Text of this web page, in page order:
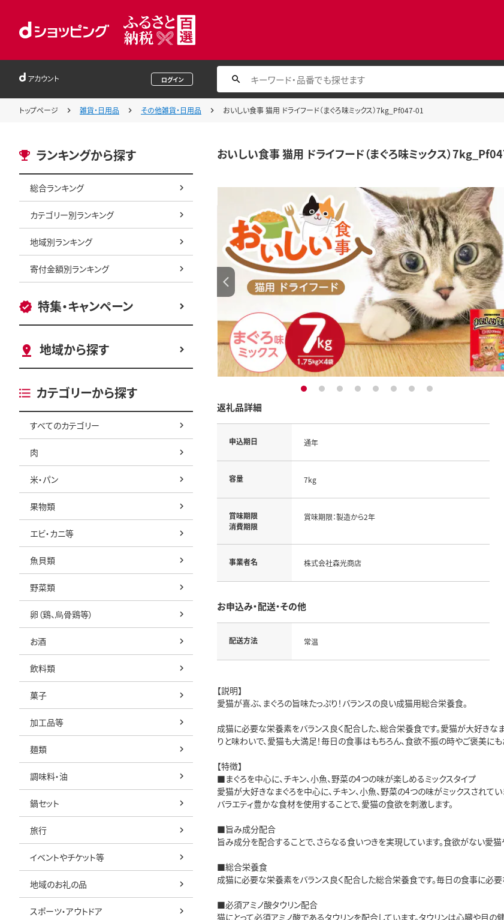
アカウント ログイン
トップページ 雑貨・日用品 その他雑貨・日用品 おいしい食事 猫用 ドライフード（まぐろ味ミックス）7kg_Pf047-01
ランキングから探す
総合ランキング
カテゴリー別ランキング
地域別ランキング
寄付金額別ランキング
特集・キャンペーン
地域から探す
カテゴリーから探す
すべてのカテゴリー
肉
米・パン
果物類
エビ・カニ等
魚貝類
野菜類
卵（鶏、烏骨鶏等）
お酒
飲料類
菓子
加工品等
麺類
調味料・油
鍋セット
旅行
イベントやチケット等
地域のお礼の品
スポーツ・アウトドア
おいしい食事 猫用 ドライフード（まぐろ味ミックス）
1 2 3 4 5 6 7 8
返礼品詳細
申込期日 通年
容量 7kg
賞味期限
消費期限
賞味期限：製造から2年
事業者名 株式会社森光商店
お申込み・配送・その他
配送方法 常温
【説明】
愛猫が喜ぶ、まぐろの旨味たっぷり！バランスの良い成猫用総合栄養食。
成猫に必要な栄養素をバランス良く配合した、総合栄養食です。愛猫が大好きな
りと味わいで、愛猫も大満足！毎日の食事はもちろん、食欲不振の時やご褒美にも
【特徴】
■まぐろを中心に、チキン、小魚、野菜の4つの味が楽しめるミックスタイプ
愛猫が大好きなまぐろを中心に、チキン、小魚、野菜の4つの味がミックスされて
バラエティ豊かな食材を使用することで、愛猫の食欲を刺激します。
■旨み成分配合
旨み成分を配合することで、さらなる食いつきを実現しています。食欲がない愛
■総合栄養食
成猫に必要な栄養素をバランス良く配合した総合栄養食です。毎日の食事に必要
■必須アミノ酸タウリン配合
猫にとって必須アミノ酸であるタウリンを配合しています。タウリンは心臓や目の